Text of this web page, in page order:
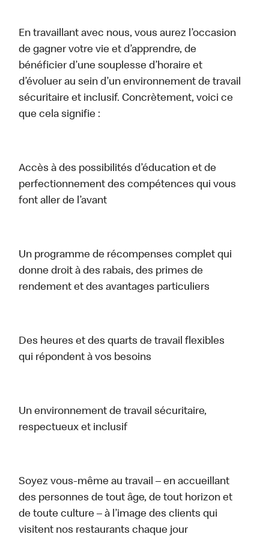
En travaillant avec nous, vous aurez l’occasion
de gagner votre vie et d’apprendre, de
bénéficier d’une souplesse d’horaire et
d’évoluer au sein d’un environnement de travail
sécuritaire et inclusif. Concrètement, voici ce
que cela signifie :
Accès à des possibilités d’éducation et de
perfectionnement des compétences qui vous
font aller de l’avant
Un programme de récompenses complet qui
donne droit à des rabais, des primes de
rendement et des avantages particuliers
Des heures et des quarts de travail flexibles
qui répondent à vos besoins
Un environnement de travail sécuritaire,
respectueux et inclusif
Soyez vous-même au travail – en accueillant
des personnes de tout âge, de tout horizon et
de toute culture – à l’image des clients qui
visitent nos restaurants chaque jour